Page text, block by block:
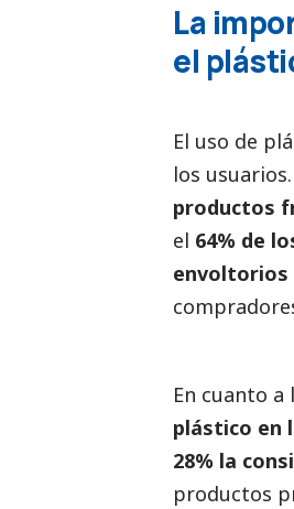
La
el
El uso de
los
productos
el 64% de
envoltorios
En cuanto
plástico en
28% la
productos